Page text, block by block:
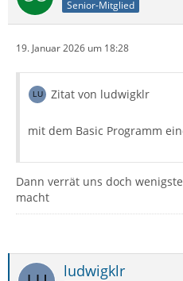
Senior-Mitglied
19. Januar 2026 um 18:28
Zitat von ludwigklr
mit dem Basic Programm
Dann verrät uns doch
macht
ludwigklr